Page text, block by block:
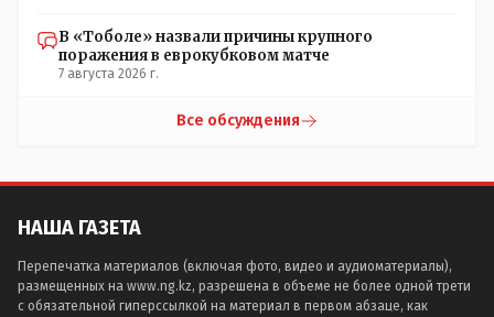
В «Тоболе» назвали причины крупного
поражения в еврокубковом матче
7 августа 2026 г.
Все обсуждения
НАША ГАЗЕТА
Перепечатка материалов (включая фото, видео и аудиоматериалы),
размещенных на www.ng.kz, разрешена в объеме не более одной трети
с обязательной гиперссылкой на материал в первом абзаце, как